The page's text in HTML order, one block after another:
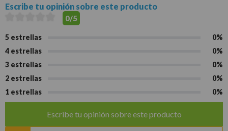
Escribe tu opinión sobre este producto
0/5
5 estrellas
0%
4 estrellas
0%
3 estrellas
0%
2 estrellas
0%
1 estrellas
0%
Escribe tu opinión sobre este producto